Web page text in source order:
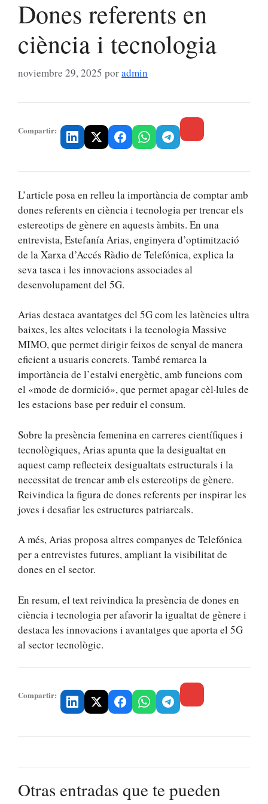
Dones referents en
ciència i tecnologia
noviembre 29, 2025 poradmin
Compartir:
L’article posa en relleu la importància de comptar amb
dones referents en ciència i tecnologia per trencar els
estereotips de gènere en aquests àmbits. En una
entrevista, Estefanía Arias, enginyera d’optimització
de la Xarxa d’Accés Ràdio de Telefónica, explica la
seva tasca i les innovacions associades al
desenvolupament del 5G.
Arias destaca avantatges del 5G com les latències ultra
baixes, les altes velocitats i la tecnologia Massive
MIMO, que permet dirigir feixos de senyal de manera
eficient a usuaris concrets. També remarca la
importància de l’estalvi energètic, amb funcions com
el «mode de dormició», que permet apagar cèl·lules de
les estacions base per reduir el consum.
Sobre la presència femenina en carreres científiques i
tecnològiques, Arias apunta que la desigualtat en
aquest camp reflecteix desigualtats estructurals i la
necessitat de trencar amb els estereotips de gènere.
Reivindica la figura de dones referents per inspirar les
joves i desafiar les estructures patriarcals.
A més, Arias proposa altres companyes de Telefónica
per a entrevistes futures, ampliant la visibilitat de
dones en el sector.
En resum, el text reivindica la presència de dones en
ciència i tecnologia per afavorir la igualtat de gènere i
destaca les innovacions i avantatges que aporta el 5G
al sector tecnològic.
Compartir:
Otras entradas que te pueden